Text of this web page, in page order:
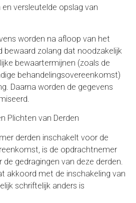
versleutelde opslag van
worden na afloop van het
bewaard zolang dat noodzakelijk
bewaartermijnen (zoals de
behandelingsovereenkomst)
Daarna worden de gegevens
Plichten van Derden
derden inschakelt voor de
is de opdrachtnemer
gedragingen van deze derden.
akkoord met de inschakeling van
schriftelijk anders is